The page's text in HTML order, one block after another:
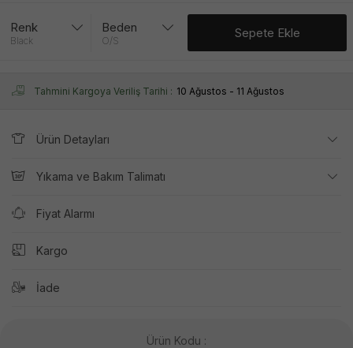
Renk
Black
Beden
O/S
Sepete Ekle
Tahmini Kargoya Veriliş Tarihi : 10 Ağustos - 11 Ağustos
Ürün Detayları
Yıkama ve Bakım Talimatı
Fiyat Alarmı
Kargo
İade
Ürün Kodu :